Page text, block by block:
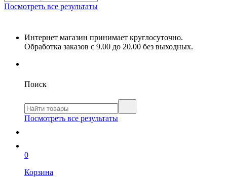
Посмотреть все результаты
Интернет магазин принимает круглосуточно.
Обработка заказов с 9.00 до 20.00 без выходных.
Поиск
Посмотреть все результаты
0
Корзина